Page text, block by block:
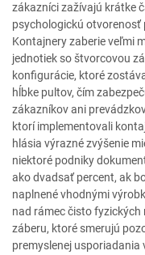
zákazníci zažívajú krátke
psychologickú otvorenosť
Kontajnery zaberie veľmi
jednotiek so štvorcovou
konfigurácie, ktoré
hĺbke pultov, čím
zákazníkov ani
ktorí implementovali
hlásia výrazné zvýšenie
niektoré podniky
ako dvadsať percent, ak
naplnené vhodnými
nad rámec čisto
záberu, ktoré smerujú
premyslenej usporiadania